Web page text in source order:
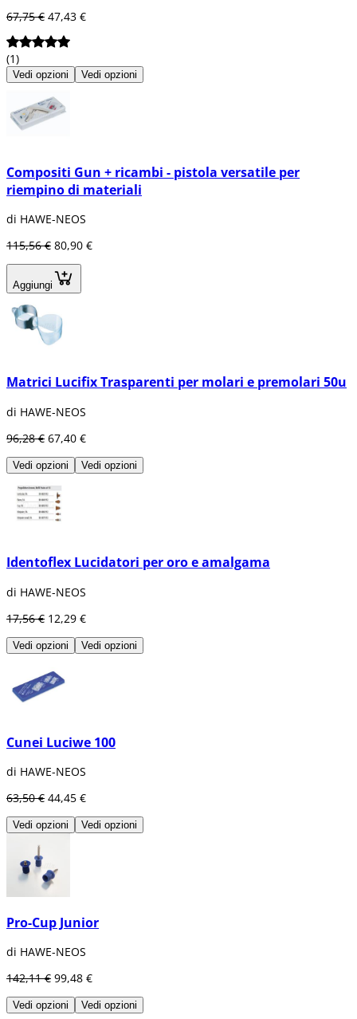
67,75 € 47,43 €
(1)
Vedi opzioni Vedi opzioni
Compositi Gun + ricambi - pistola versatile per
riempino di materiali
di HAWE-NEOS
115,56 € 80,90 €
Aggiungi
Matrici Lucifix Trasparenti per molari e premolari 50u
di HAWE-NEOS
96,28 € 67,40 €
Vedi opzioni Vedi opzioni
Identoflex Lucidatori per oro e amalgama
di HAWE-NEOS
17,56 € 12,29 €
Vedi opzioni Vedi opzioni
Cunei Luciwe 100
di HAWE-NEOS
63,50 € 44,45 €
Vedi opzioni Vedi opzioni
Pro-Cup Junior
di HAWE-NEOS
142,11 € 99,48 €
Vedi opzioni Vedi opzioni